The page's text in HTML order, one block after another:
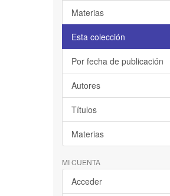
Materias
Esta colección
Por fecha de publicación
Autores
Títulos
Materias
MI CUENTA
Acceder